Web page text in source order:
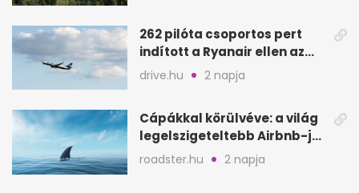
262 pilóta csoportos pert
indított a Ryanair ellen az
Egyesült Királyságban
drive.hu 2 napja
Cápákkal körülvéve: a világ
legelszigeteltebb Airbnb-je
a nyílt tengeren
roadster.hu 2 napja